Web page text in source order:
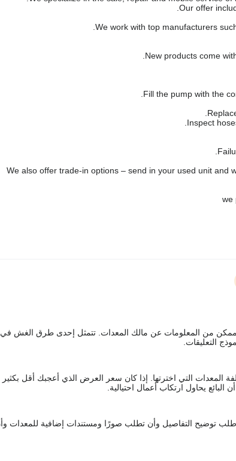
Our offer
We work with top manufacturers
New products come
We also offer trade-in options – send in your used unit and
ممكن من المعلومات عن مالك المعدات. تتمثل إحدى طرق الغش في
التعليقات.
المعدات التي اخترتها. إذا كان سعر العرض الذي أعجبك أقل
يحاول ارتكاب أعمال احتيالية.
توضيح التفاصيل وأن تطلب صورًا ومستندات إضافية للمعدات